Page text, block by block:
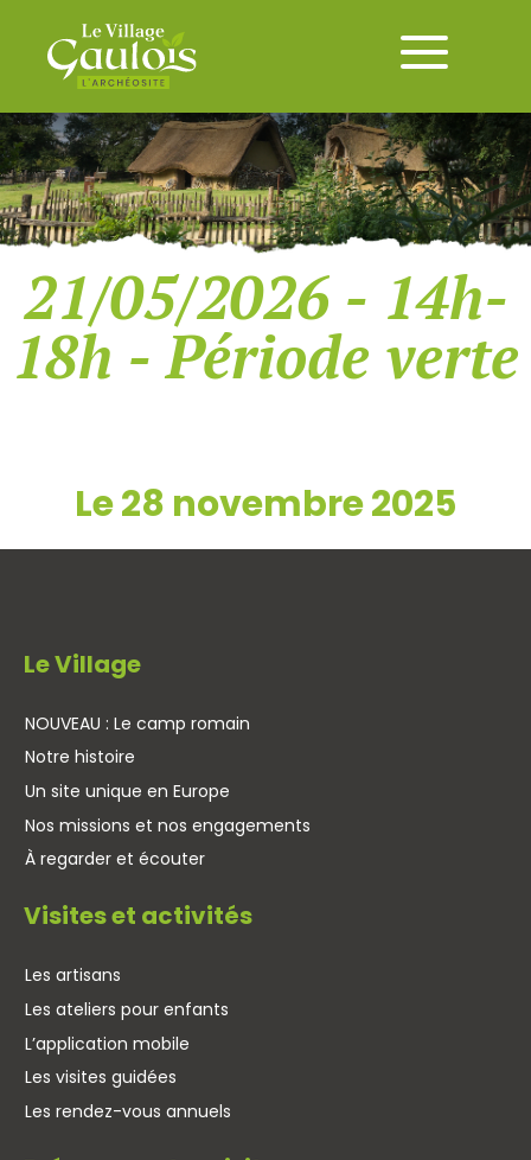
21/05/2026 - 14h-
18h - Période verte
Le 28 novembre 2025
Le Village
NOUVEAU : Le camp romain
Notre histoire
Un site unique en Europe
Nos missions et nos engagements
À regarder et écouter
Visites et activités
Les artisans
Les ateliers pour enfants
L’application mobile
Les visites guidées
Les rendez-vous annuels